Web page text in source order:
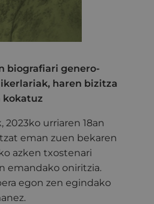
biografiari genero-
haren bizitza
kokatuz
2023ko urriaren 18an
eman zuen bekaren
azken txostenari
emandako oniritzia.
egon zen egindako